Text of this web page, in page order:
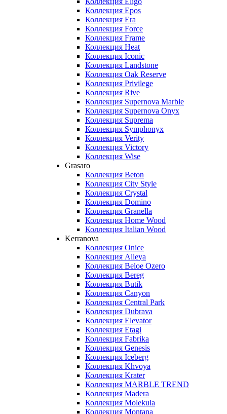
Коллекция Epos
Коллекция Era
Коллекция Force
Коллекция Frame
Коллекция Heat
Коллекция Iconic
Коллекция Landstone
Коллекция Oak Reserve
Коллекция Privilege
Коллекция Rive
Коллекция Supernova Marble
Коллекция Supernova Onyx
Коллекция Suprema
Коллекция Symphonyx
Коллекция Verity
Коллекция Victory
Коллекция Wise
Grasaro
Коллекция Beton
Коллекция City Style
Коллекция Crystal
Коллекция Domino
Коллекция Granella
Коллекция Home Wood
Коллекция Italian Wood
Kerranova
Коллекция Onice
Коллекция Alleya
Коллекция Beloe Ozero
Коллекция Bereg
Коллекция Butik
Коллекция Canyon
Коллекция Central Park
Коллекция Dubrava
Коллекция Elevator
Коллекция Etagi
Коллекция Fabrika
Коллекция Genesis
Коллекция Iceberg
Коллекция Khvoya
Коллекция Krater
Коллекция MARBLE TREND
Коллекция Madera
Коллекция Molekula
Коллекция Montana